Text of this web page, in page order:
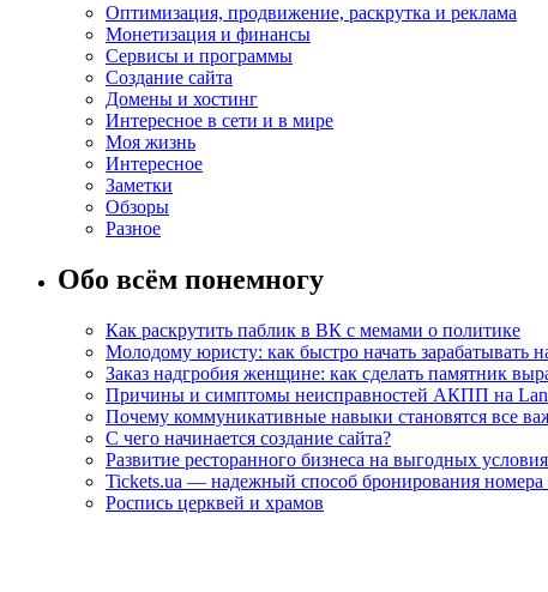
Оптимизация, продвижение, раскрутка и реклама
Монетизация и финансы
Сервисы и программы
Создание сайта
Домены и хостинг
Интересное в сети и в мире
Моя жизнь
Интересное
Заметки
Обзоры
Разное
Обо всём понемногу
Как раскрутить паблик в ВК с мемами о политике
Молодому юристу: как быстро начать зарабатывать
Заказ надгробия женщине: как сделать памятник
Причины и симптомы неисправностей АКПП на
Почему коммуникативные навыки становятся все
С чего начинается создание сайта?
Развитие ресторанного бизнеса на выгодных
Tickets.ua — надежный способ бронирования номера
Роспись церквей и храмов